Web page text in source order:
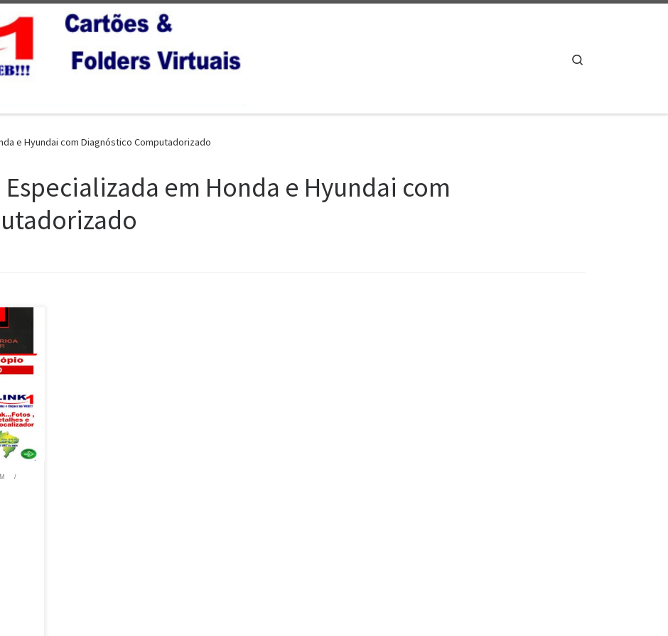
e Hyundai com Diagnóstico Computadorizado
Especializada em Honda e Hyundai com
e
e